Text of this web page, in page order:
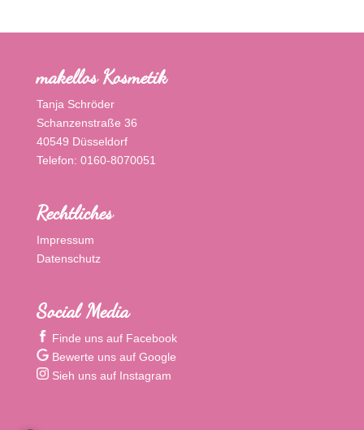
makellos Kosmetik
Tanja Schröder
Schanzenstraße 36
40549 Düsseldorf
Telefon: 0160-8070051
Rechtliches
Impressum
Datenschutz
Social Media
Finde uns auf Facebook
Bewerte uns auf Google
Sieh uns auf Instagram